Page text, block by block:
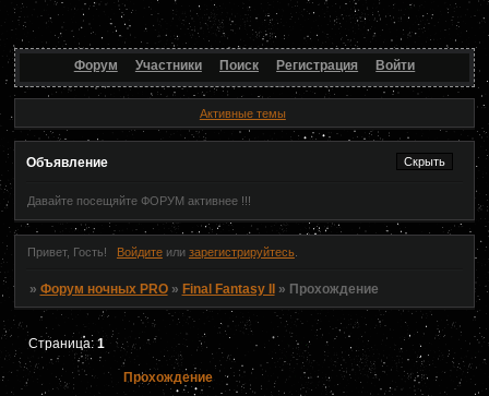
Форум Участники Поиск Регистрация Войти
Активные темы
Объявление
Давайте посещяйте ФОРУМ активнее !!!
Привет, Гость! Войдитеили зарегистрируйтесь.
» Форум ночных PRO » Final Fantasy II » Прохождение
Прохождение
Страница: 1